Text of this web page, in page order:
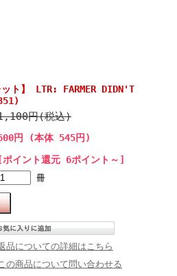
ット】 LTR: FARMER DIDN'T
円(税込)
円 (本体 545円)
[ポイント還元 6ポイント～]
冊
品についての詳細はこちら
の商品について問い合わせる